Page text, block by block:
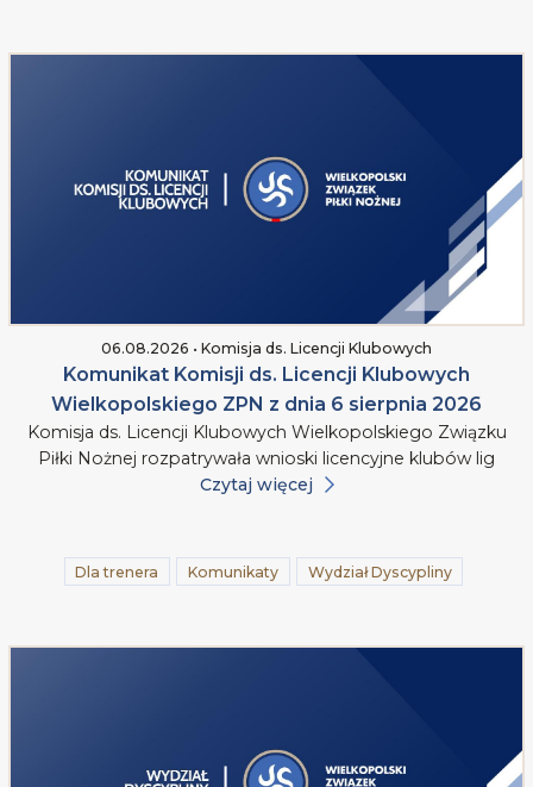
06.08.2026 • Komisja ds. Licencji Klubowych
Komunikat Komisji ds. Licencji Klubowych
Wielkopolskiego ZPN z dnia 6 sierpnia 2026
Komisja ds. Licencji Klubowych Wielkopolskiego Związku
Piłki Nożnej rozpatrywała wnioski licencyjne klubów lig
Czytaj więcej
Dla trenera Komunikaty Wydział Dyscypliny